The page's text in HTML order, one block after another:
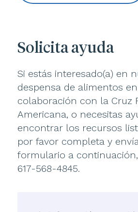
Solicita ayuda
Si estás interesado(a) en
despensa de alimentos en
colaboración con la Cruz
Americana, o necesitas
encontrar los recursos
por favor completa y
formulario a
617-568-4845.